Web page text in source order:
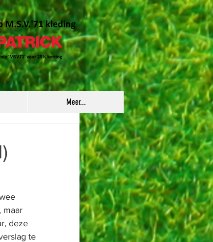
Meer...
maar
deze
te